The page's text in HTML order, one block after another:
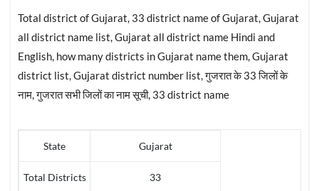
Total district of Gujarat, 33 district name of Gujarat, Gujarat
all district name list, Gujarat all district name Hindi and
English, how many districts in Gujarat name them, Gujarat
district list, Gujarat district number list, गुजरात के 33 जिलों के
नाम, गुजरात सभी जिलों का नाम सूची, 33 district name
State Gujarat
Total Districts 33